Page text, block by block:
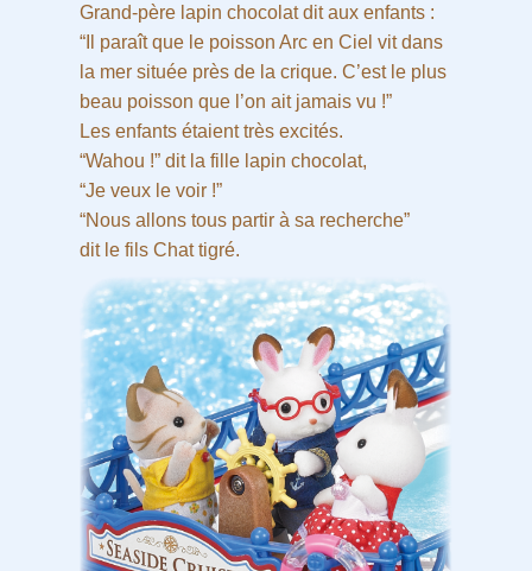
Grand-père lapin chocolat dit aux enfants :
“Il paraît que le poisson Arc en Ciel vit dans
la mer située près de la crique. C’est le plus
beau poisson que l’on ait jamais vu !”
Les enfants étaient très excités.
“Wahou !” dit la fille lapin chocolat,
“Je veux le voir !”
“Nous allons tous partir à sa recherche”
dit le fils Chat tigré.